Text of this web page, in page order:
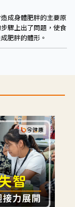
成身體肥胖的主要原
驟上出了問題，使食
肥胖的體形。